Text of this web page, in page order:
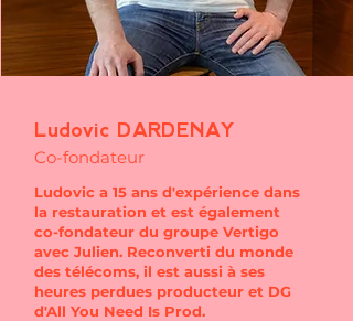
Ludovic DARDENAY
Co-fondateur
Ludovic a 15 ans d'expérience dans
la restauration et est également
co-fondateur du groupe Vertigo
avec Julien. Reconverti du monde
des télécoms, il est aussi à ses
heures perdues producteur et DG
d'All You Need Is Prod.